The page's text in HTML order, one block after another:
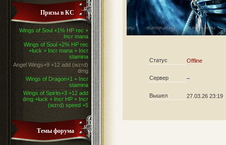
Призы в КС
Wings of Soul +1% HP rec +
Incr mana
Wings of Soul +2% HP rec
+luck + Incr mana + Incr
stamina
Angel Wings+9 +12 add (wzrd)
dmg
Wings of Dragon+1 + Incr
stamina
Wings of Spirits+3 +12 add
dmg +luck + Incr HP + Incr
(wzrd) speed +5
Темы форума
Статус Offline
Сервер –
Вышел 27.03.26 23:19